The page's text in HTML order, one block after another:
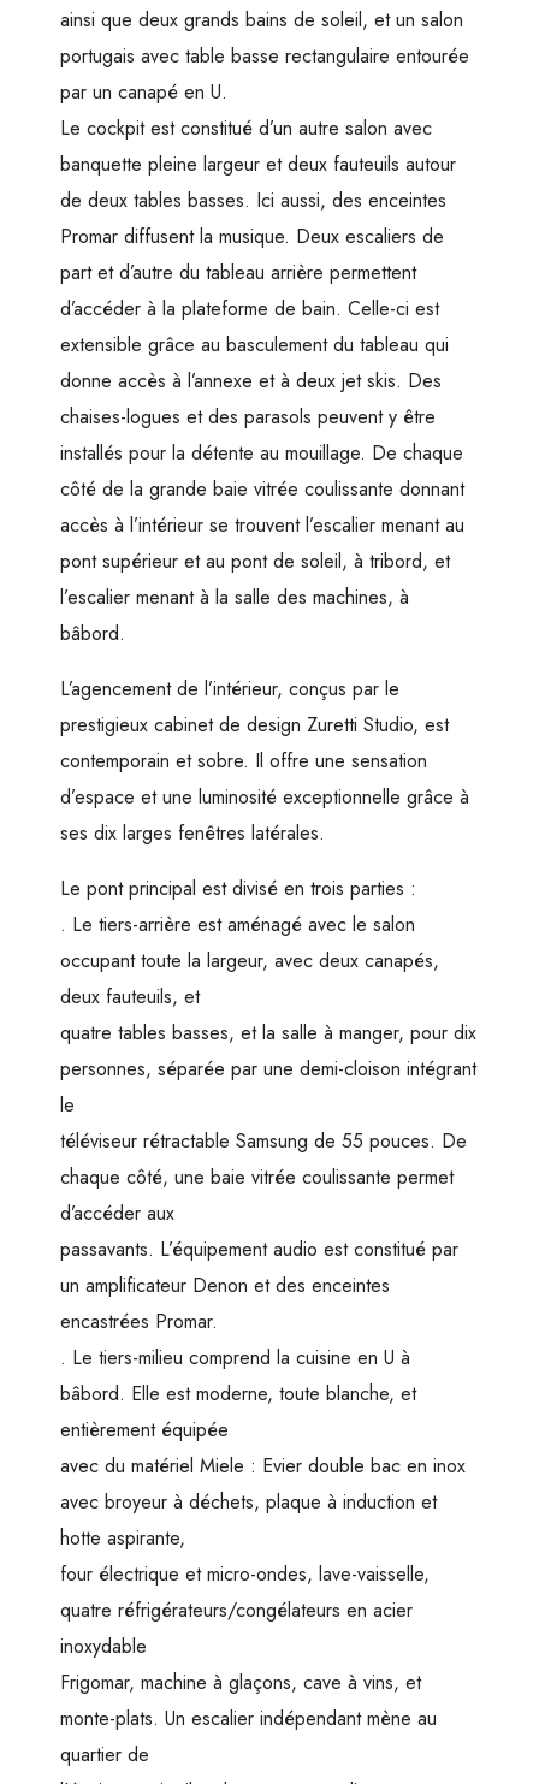
ainsi que deux grands bains de soleil, et un salon
portugais avec table basse rectangulaire entourée
par un canapé en U.
Le cockpit est constitué d’un autre salon avec
banquette pleine largeur et deux fauteuils autour
de deux tables basses. Ici aussi, des enceintes
Promar diffusent la musique. Deux escaliers de
part et d’autre du tableau arrière permettent
d’accéder à la plateforme de bain. Celle-ci est
extensible grâce au basculement du tableau qui
donne accès à l’annexe et à deux jet skis. Des
chaises-logues et des parasols peuvent y être
installés pour la détente au mouillage. De chaque
côté de la grande baie vitrée coulissante donnant
accès à l’intérieur se trouvent l’escalier menant au
pont supérieur et au pont de soleil, à tribord, et
l’escalier menant à la salle des machines, à
bâbord.
L’agencement de l’intérieur, conçus par le
prestigieux cabinet de design Zuretti Studio, est
contemporain et sobre. Il offre une sensation
d’espace et une luminosité exceptionnelle grâce à
ses dix larges fenêtres latérales.
Le pont principal est divisé en trois parties :
. Le tiers-arrière est aménagé avec le salon
occupant toute la largeur, avec deux canapés,
deux fauteuils, et
quatre tables basses, et la salle à manger, pour dix
personnes, séparée par une demi-cloison intégrant
le
téléviseur rétractable Samsung de 55 pouces. De
chaque côté, une baie vitrée coulissante permet
d’accéder aux
passavants. L’équipement audio est constitué par
un amplificateur Denon et des enceintes
encastrées Promar.
. Le tiers-milieu comprend la cuisine en U à
bâbord. Elle est moderne, toute blanche, et
entièrement équipée
avec du matériel Miele : Evier double bac en inox
avec broyeur à déchets, plaque à induction et
hotte aspirante,
four électrique et micro-ondes, lave-vaisselle,
quatre réfrigérateurs/congélateurs en acier
inoxydable
Frigomar, machine à glaçons, cave à vins, et
monte-plats. Un escalier indépendant mène au
quartier de